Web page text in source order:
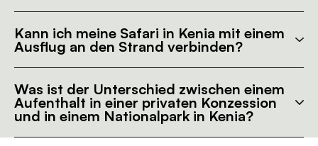
Kann ich meine Safari in Kenia mit einem
Ausflug an den Strand verbinden?
Was ist der Unterschied zwischen einem
Aufenthalt in einer privaten Konzession
und in einem Nationalpark in Kenia?